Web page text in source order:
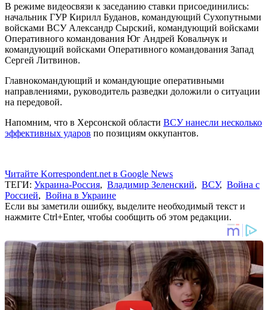
В режиме видеосвязи к заседанию ставки присоединились:
начальник ГУР Кирилл Буданов, командующий Сухопутными
войсками ВСУ Александр Сырский, командующий войсками
Оперативного командования Юг Андрей Ковальчук и
командующий войсками Оперативного командования Запад
Сергей Литвинов.
Главнокомандующий и командующие оперативными
направлениями, руководитель разведки доложили о ситуации
на передовой.
Напомним, что в Херсонской области ВСУ нанесли несколько
эффективных ударов по позициям оккупантов.
Читайте Korrespondent.net в Google News
ТЕГИ: Украина-Россия, Владимир Зеленский, ВСУ, Война с
Россией, Война в Украине
Если вы заметили ошибку, выделите необходимый текст и
нажмите Ctrl+Enter, чтобы сообщить об этом редакции.